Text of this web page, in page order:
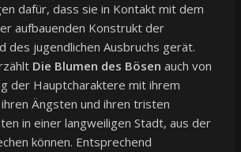
dafür, dass sie in Kontakt mit dem
aufbauenden Konstrukt der
des jugendlichen Ausbruchs gerät.
Die Blumen des Bösen auch von
der Hauptcharaktere mit ihrem
Ängsten und ihren tristen
in einer langweiligen Stadt, aus der
können. Entsprechend